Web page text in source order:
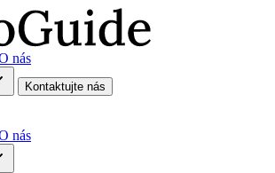
nás
Kontaktujte nás
nás